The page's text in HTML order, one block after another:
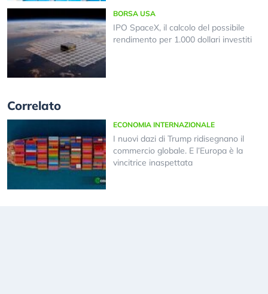
BORSA USA
IPO SpaceX, il calcolo del possibile
rendimento per 1.000 dollari investiti
Correlato
ECONOMIA INTERNAZIONALE
I nuovi dazi di Trump ridisegnano il
commercio globale. E l’Europa è la
vincitrice inaspettata